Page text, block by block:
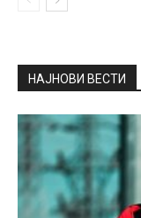
НАЈНОВИ ВЕСТИ